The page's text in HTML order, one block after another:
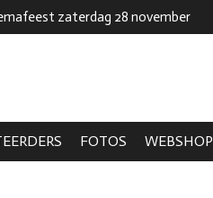
zaterdag 28 november
FOTOS WEBSHOP